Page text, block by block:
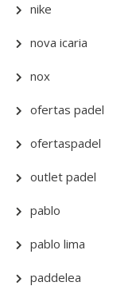
nike
nova icaria
nox
ofertas padel
ofertaspadel
outlet padel
pablo
pablo lima
paddelea